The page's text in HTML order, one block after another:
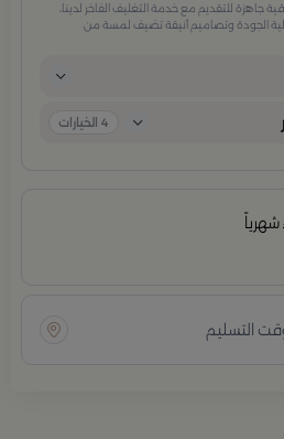
جاهزة للتقديم مع خدمة التغليف الفاخر لدينا،
الجودة وتصاميم أنيقة تضيف لمسة من
4 الخيارات
شهرياً
التسليم